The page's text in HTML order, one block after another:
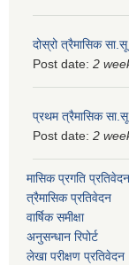
दोस्रो त्रैमासिक सा.सू
Post date: 2
प्रथम त्रैमासिक सा.सू
Post date: 2
मासिक प्रगति प्रतिवेदन
त्रैमासिक प्रतिवेदन
वार्षिक समीक्षा
अनुसन्धान रिपोर्ट
लेखा परीक्षण प्रतिवेदन